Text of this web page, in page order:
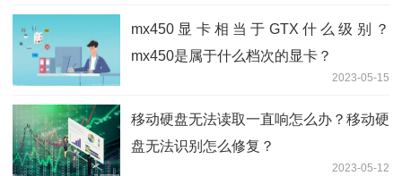
mx450显卡相当于GTX什么级别？
mx450是属于什么档次的显卡？
2023-05-15
移动硬盘无法读取一直响怎么办？移动硬
盘无法识别怎么修复？
2023-05-12